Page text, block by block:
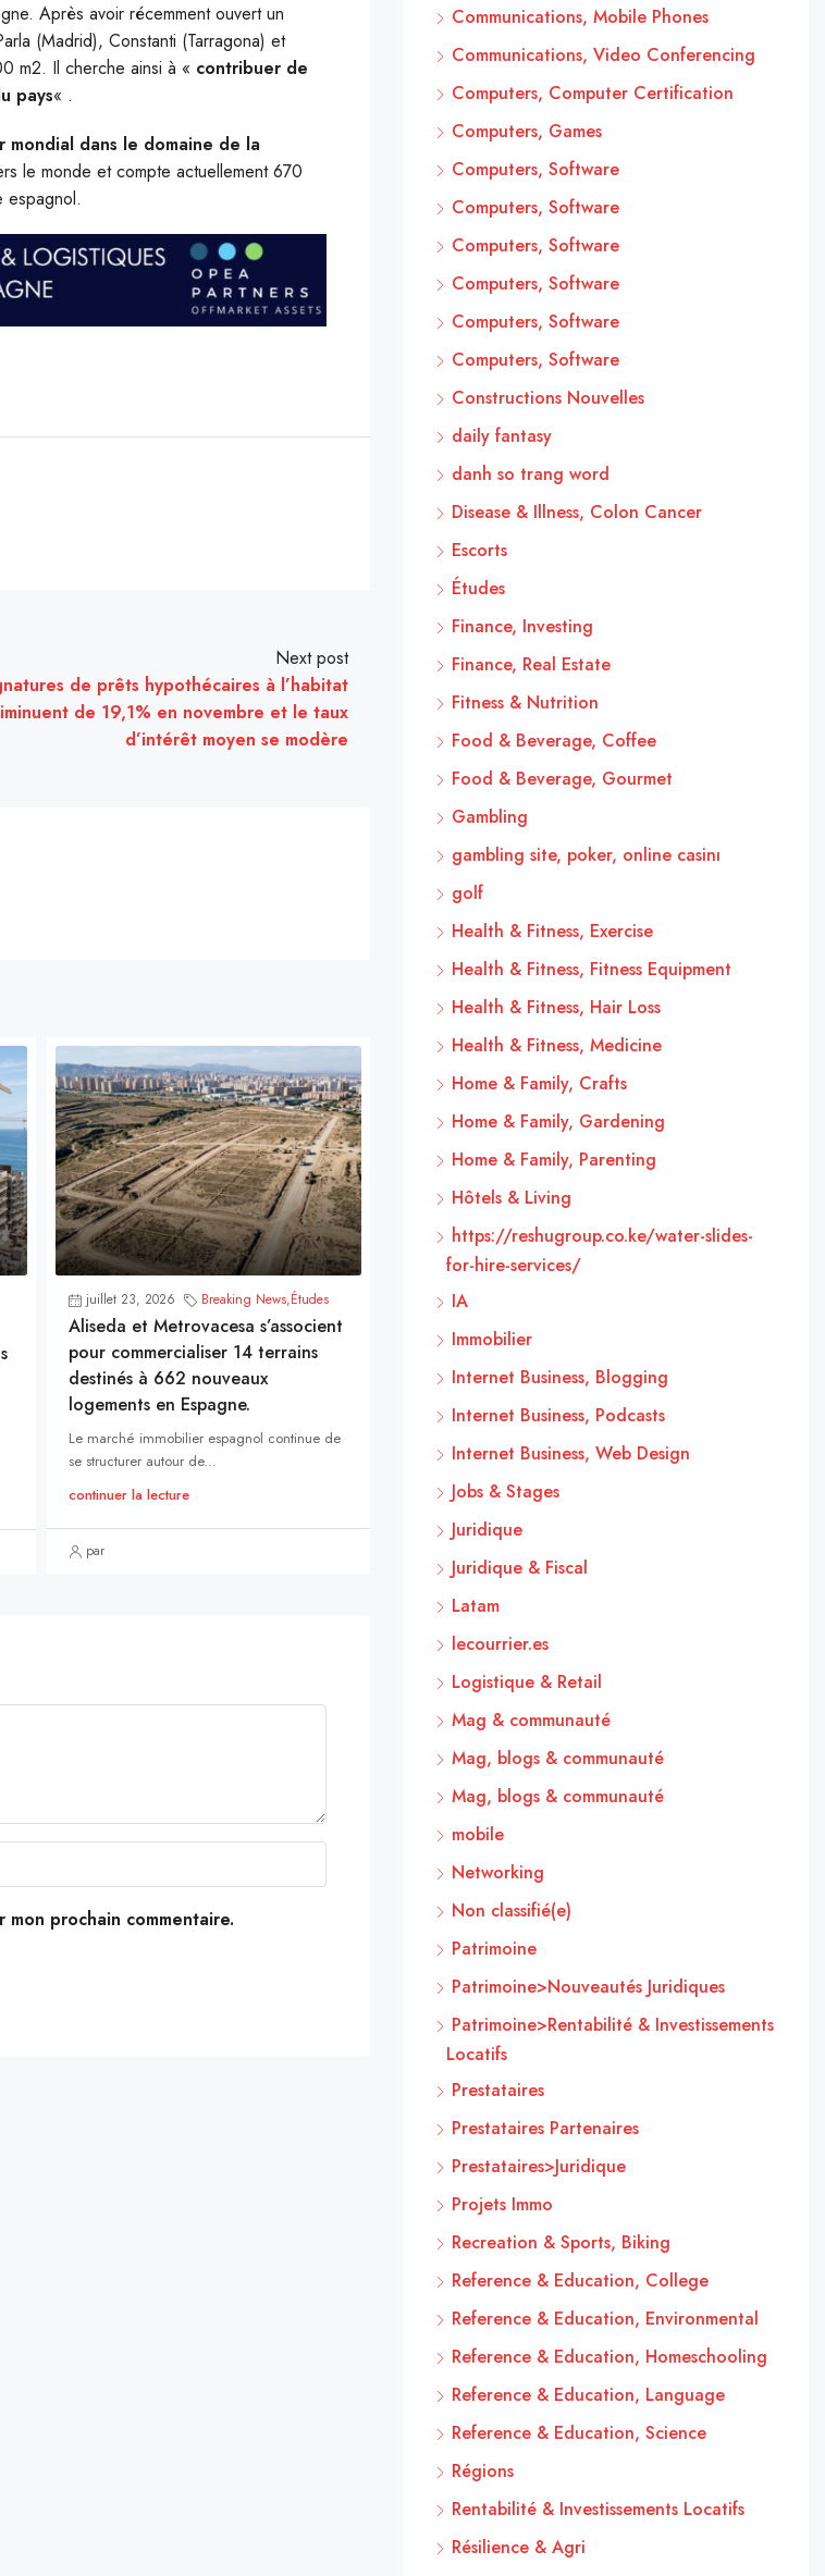
Après avoir récemment ouvert un
(Madrid), Constanti (Tarragona) et
m2. Il cherche ainsi à « contribuer de
pays« .
dans le domaine de la
le monde et compte actuellement 670
espagnol.
Next post
de prêts hypothécaires à l’habitat
de 19,1% en novembre et le taux
d’intérêt moyen se modère
juillet 23, 2026 Breaking News,Études
Aliseda et Metrovacesa s’associent
pour commercialiser 14 terrains
destinés à 662 nouveaux
logements en Espagne.
Le marché immobilier espagnol continue de
se structurer autour de...
continuer la lecture
par
prochain commentaire.
Communications, Mobile Phones
Communications, Video Conferencing
Computers, Computer Certification
Computers, Games
Computers, Software
Computers, Software
Computers, Software
Computers, Software
Computers, Software
Computers, Software
Constructions Nouvelles
daily fantasy
danh so trang word
Disease & Illness, Colon Cancer
Escorts
Études
Finance, Investing
Finance, Real Estate
Fitness & Nutrition
Food & Beverage, Coffee
Food & Beverage, Gourmet
Gambling
gambling site, poker, online casinı
golf
Health & Fitness, Exercise
Health & Fitness, Fitness Equipment
Health & Fitness, Hair Loss
Health & Fitness, Medicine
Home & Family, Crafts
Home & Family, Gardening
Home & Family, Parenting
Hôtels & Living
https://reshugroup.co.ke/water-slides-
for-hire-services/
IA
Immobilier
Internet Business, Blogging
Internet Business, Podcasts
Internet Business, Web Design
Jobs & Stages
Juridique
Juridique & Fiscal
Latam
lecourrier.es
Logistique & Retail
Mag & communauté
Mag, blogs & communauté
Mag, blogs & communauté
mobile
Networking
Non classifié(e)
Patrimoine
Patrimoine>Nouveautés Juridiques
Patrimoine>Rentabilité & Investissements
Locatifs
Prestataires
Prestataires Partenaires
Prestataires>Juridique
Projets Immo
Recreation & Sports, Biking
Reference & Education, College
Reference & Education, Environmental
Reference & Education, Homeschooling
Reference & Education, Language
Reference & Education, Science
Régions
Rentabilité & Investissements Locatifs
Résilience & Agri